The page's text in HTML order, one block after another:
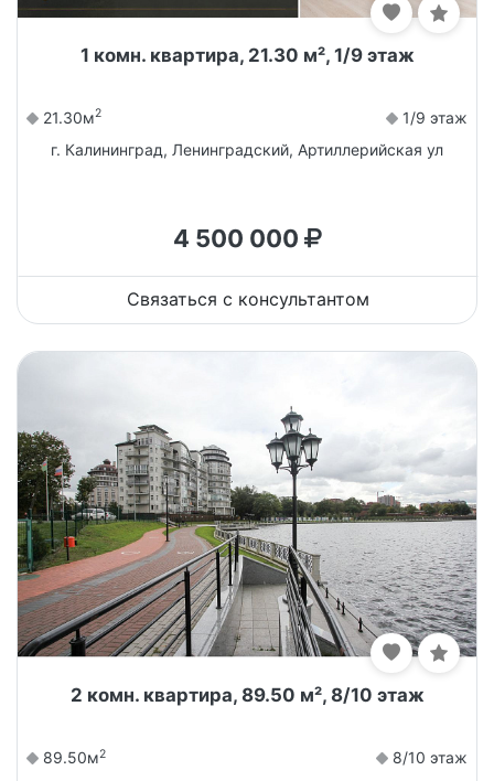
1 комн. квартира, 21.30 м², 1/9 этаж
21.30м2
1/9 этаж
г. Калининград, Ленинградский, Артиллерийская ул
4 500 000
Связаться с консультантом
2 комн. квартира, 89.50 м², 8/10 этаж
89.50м2
8/10 этаж